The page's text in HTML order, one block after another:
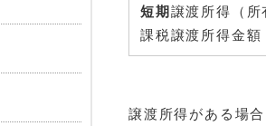
短期譲渡所得（所
課税譲渡所得金
譲渡所得がある場合